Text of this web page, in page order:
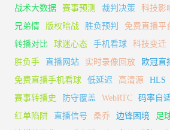
战术大数据
赛事预测 裁判决策 科技影
兄弟情
版权暗战 胜负预判 免费直播平
转播对比
球迷心态 手机看球 科技变迁
胜负手
直播网站 实时录像回放 欧冠直
免费直播手机看球
低延迟 高清源 HLS
赛事转播史
防守覆盖 WebRTC 码率自
红单陷阱
直播信号 桑乔 边锋困境 足